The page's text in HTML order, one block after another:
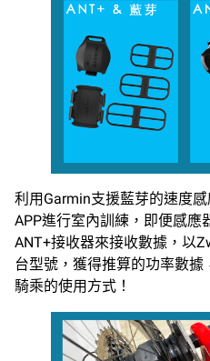
利用Garmin支援藍芽的速度
APP進行室內訓練，即便感應
ANT+接收器來接收數據，以
台型號，獲得推算的功率數
騎乘的使用方式！